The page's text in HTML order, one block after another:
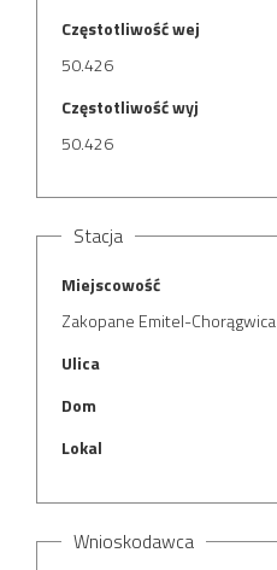
Częstotliwość wej
50.426
Częstotliwość wyj
50.426
Stacja
Miejscowość
Zakopane Emitel-Chorągwica
Ulica
Dom
Lokal
Wnioskodawca